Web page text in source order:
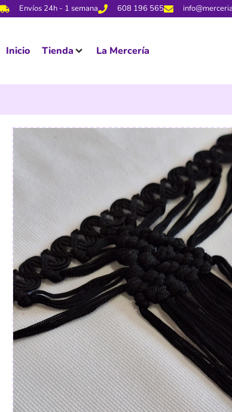
Envíos 24h - 1 semana 608 196 565
Inicio Tienda La Mercería